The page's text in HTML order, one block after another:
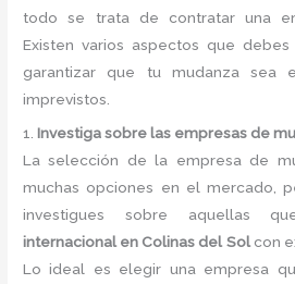
todo se trata de contratar una
Existen varios aspectos que
garantizar que tu mudanza sea
imprevistos.
1.Investiga sobre las empresas de
La selección de la empresa de
muchas opciones en el mercado,
investigues sobre aquellas
internacional en Colinas del Solcon
Lo ideal es elegir una empresa